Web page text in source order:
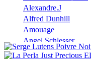
Alexandre.J
Alfred Dunhill
Amouage
Angel Schlesser
Anna Sui